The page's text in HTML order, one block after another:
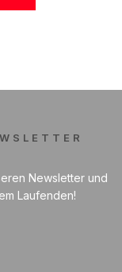
Newsletter und
Laufenden!